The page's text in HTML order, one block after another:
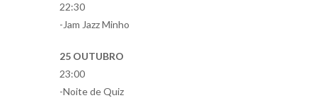
22:30
-Jam Jazz Minho
25 OUTUBRO
23:00
-Noite de Quiz